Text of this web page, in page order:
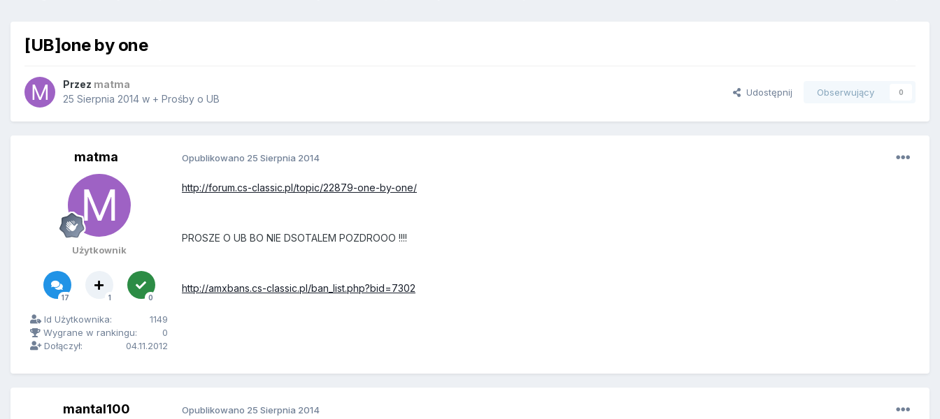
[UB]one by one
Przez matma
25 Sierpnia 2014 w + Prośby o UB
Udostępnij Obserwujący 0
matma
Użytkownik
17 1 0
Id Użytkownika:
1149
Wygrane w rankingu:
0
Dołączył:
04.11.2012
Opublikowano 25 Sierpnia 2014
http://forum.cs-classic.pl/topic/22879-one-by-one/
PROSZE O UB BO NIE DSOTALEM POZDROOO !!!!
http://amxbans.cs-classic.pl/ban_list.php?bid=7302
mantal100 Opublikowano 25 Sierpnia 2014